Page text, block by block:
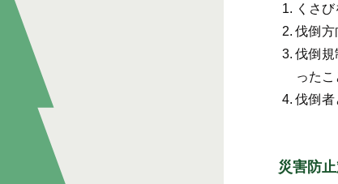
くさ
伐倒方
伐倒規
ったこ
伐倒者
災害防